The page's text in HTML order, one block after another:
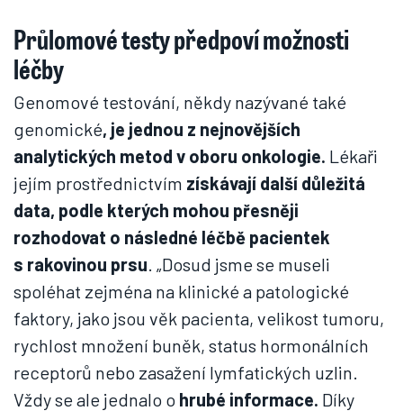
Průlomové testy předpoví možnosti
léčby
Genomové testování, někdy nazývané také
genomické, je jednou z nejnovějších
analytických metod v oboru onkologie. Lékaři
jejím prostřednictvím získávají další důležitá
data, podle kterých mohou přesněji
rozhodovat o následné léčbě pacientek
s rakovinou prsu. „Dosud jsme se museli
spoléhat zejména na klinické a patologické
faktory, jako jsou věk pacienta, velikost tumoru,
rychlost množení buněk, status hormonálních
receptorů nebo zasažení lymfatických uzlin.
Vždy se ale jednalo o hrubé informace. Díky